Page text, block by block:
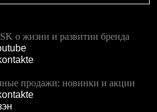
о жизни и развитии бренда
продажи: новинки и акции